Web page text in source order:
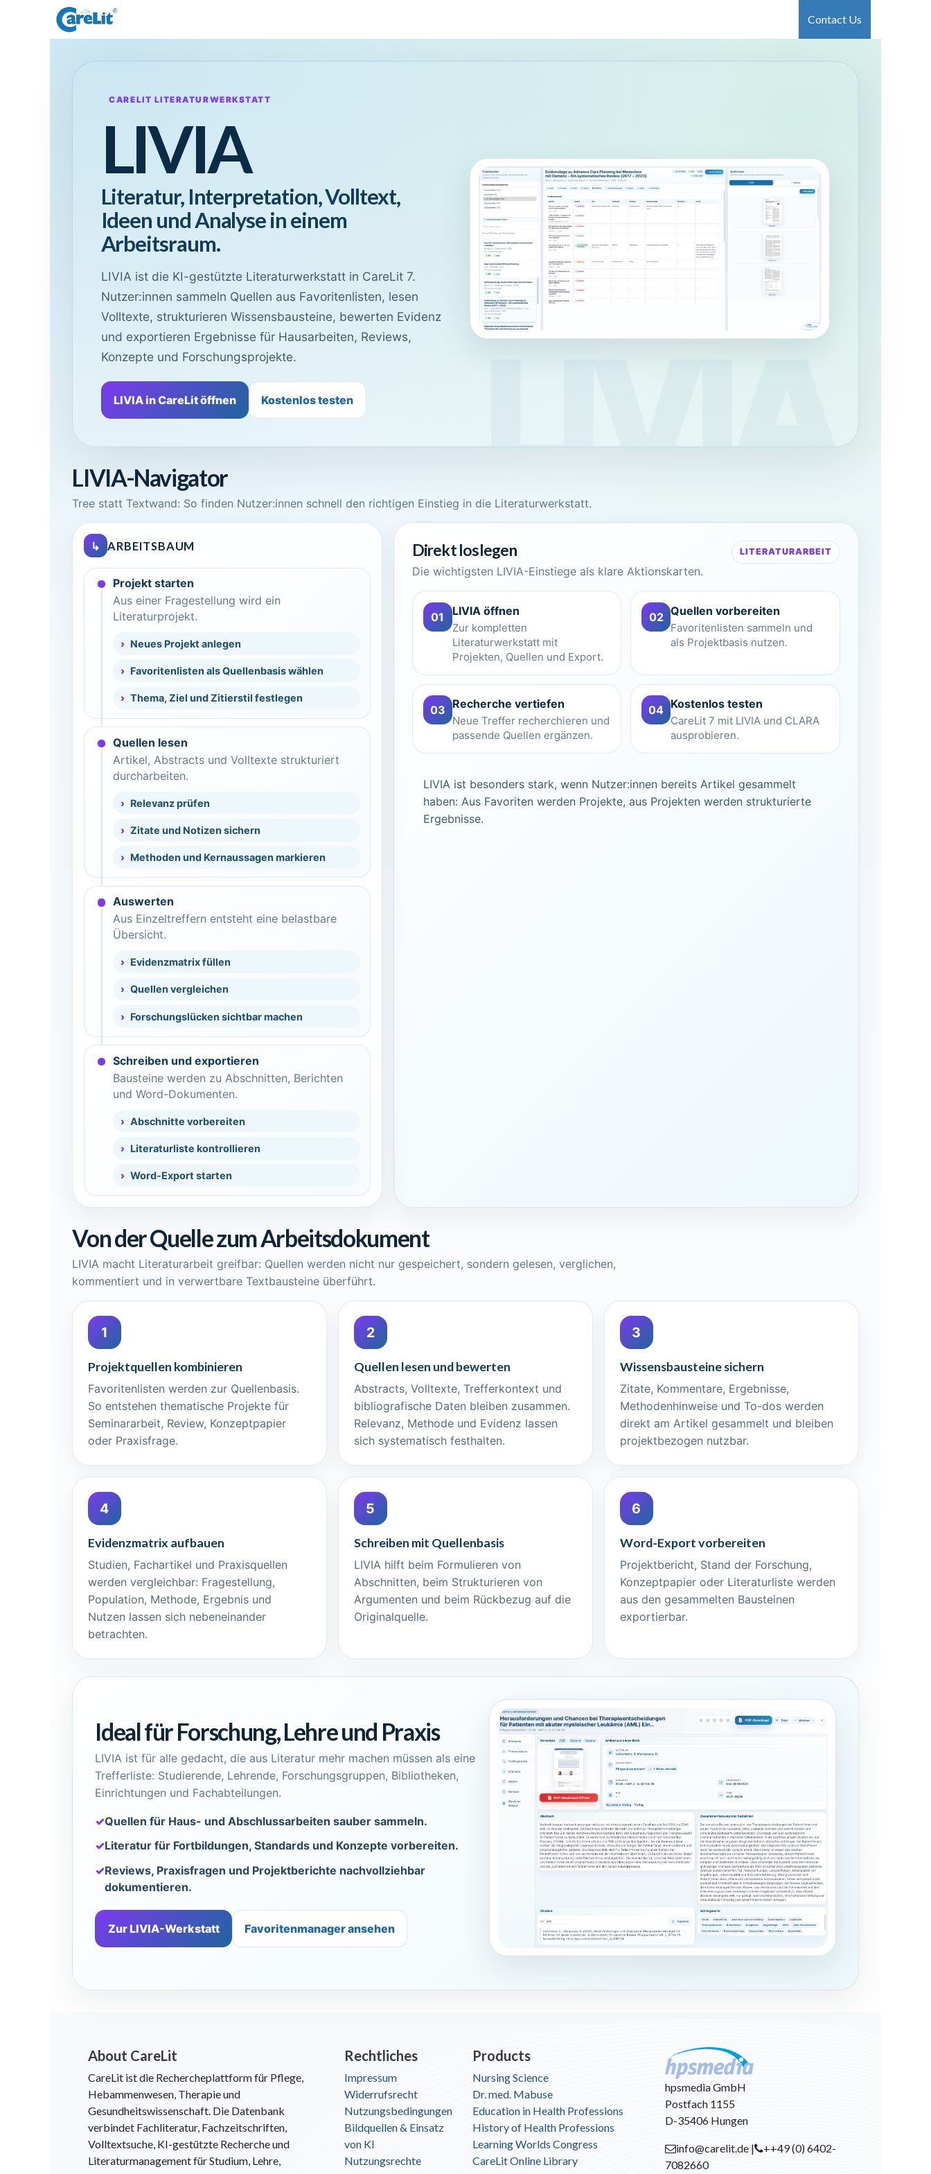
Skip to Content
Contact Us
CARELIT LITERATURWERKSTATT
LIVIA
Literatur, Interpretation, Volltext,
Ideen und Analyse in einem
Arbeitsraum.
LIVIA ist die KI-gestützte Literaturwerkstatt in CareLit 7.
Nutzer:innen sammeln Quellen aus Favoritenlisten, lesen
Volltexte, strukturieren Wissensbausteine, bewerten Evidenz
und exportieren Ergebnisse für Hausarbeiten, Reviews,
Konzepte und Forschungsprojekte.
LIVIA in CareLit öffnen Kostenlos testen
LIVIA-Navigator
Tree statt Textwand: So finden Nutzer:innen schnell den richtigen Einstieg in die Literaturwerkstatt.
↳ ARBEITSBAUM
Projekt starten
Aus einer Fragestellung wird ein
Literaturprojekt.
Neues Projekt anlegen
Favoritenlisten als Quellenbasis wählen
Thema, Ziel und Zitierstil festlegen
Quellen lesen
Artikel, Abstracts und Volltexte strukturiert
durcharbeiten.
Relevanz prüfen
Zitate und Notizen sichern
Methoden und Kernaussagen markieren
Auswerten
Aus Einzeltreffern entsteht eine belastbare
Übersicht.
Evidenzmatrix füllen
Quellen vergleichen
Forschungslücken sichtbar machen
Schreiben und exportieren
Bausteine werden zu Abschnitten, Berichten
und Word-Dokumenten.
Abschnitte vorbereiten
Literaturliste kontrollieren
Word-Export starten
Direkt loslegen
Die wichtigsten LIVIA-Einstiege als klare Aktionskarten.
LITERATURARBEIT
01 LIVIA öffnen
Zur kompletten
Literaturwerkstatt mit
Projekten, Quellen und Export.
02 Quellen vorbereiten
Favoritenlisten sammeln und
als Projektbasis nutzen.
03 Recherche vertiefen
Neue Treffer recherchieren und
passende Quellen ergänzen.
04 Kostenlos testen
CareLit 7 mit LIVIA und CLARA
ausprobieren.
LIVIA ist besonders stark, wenn Nutzer:innen bereits Artikel gesammelt
haben: Aus Favoriten werden Projekte, aus Projekten werden strukturierte
Ergebnisse.
Von der Quelle zum Arbeitsdokument
LIVIA macht Literaturarbeit greifbar: Quellen werden nicht nur gespeichert, sondern gelesen, verglichen,
kommentiert und in verwertbare Textbausteine überführt.
1
Projektquellen kombinieren
Favoritenlisten werden zur Quellenbasis.
So entstehen thematische Projekte für
Seminararbeit, Review, Konzeptpapier
oder Praxisfrage.
2
Quellen lesen und bewerten
Abstracts, Volltexte, Trefferkontext und
bibliografische Daten bleiben zusammen.
Relevanz, Methode und Evidenz lassen
sich systematisch festhalten.
3
Wissensbausteine sichern
Zitate, Kommentare, Ergebnisse,
Methodenhinweise und To-dos werden
direkt am Artikel gesammelt und bleiben
projektbezogen nutzbar.
4
Evidenzmatrix aufbauen
Studien, Fachartikel und Praxisquellen
werden vergleichbar: Fragestellung,
Population, Methode, Ergebnis und
Nutzen lassen sich nebeneinander
betrachten.
5
Schreiben mit Quellenbasis
LIVIA hilft beim Formulieren von
Abschnitten, beim Strukturieren von
Argumenten und beim Rückbezug auf die
Originalquelle.
6
Word-Export vorbereiten
Projektbericht, Stand der Forschung,
Konzeptpapier oder Literaturliste werden
aus den gesammelten Bausteinen
exportierbar.
Ideal für Forschung, Lehre und Praxis
LIVIA ist für alle gedacht, die aus Literatur mehr machen müssen als eine
Trefferliste: Studierende, Lehrende, Forschungsgruppen, Bibliotheken,
Einrichtungen und Fachabteilungen.
✓Quellen für Haus- und Abschlussarbeiten sauber sammeln.
✓Literatur für Fortbildungen, Standards und Konzepte vorbereiten.
✓Reviews, Praxisfragen und Projektberichte nachvollziehbar
dokumentieren.
Zur LIVIA-Werkstatt Favoritenmanager ansehen
About CareLit
CareLit ist die Rechercheplattform für Pflege,
Hebammenwesen, Therapie und
Gesundheitswissenschaft. Die Datenbank
verbindet Fachliteratur, Fachzeitschriften,
Volltextsuche, KI-gestützte Recherche und
Literaturmanagement für Studium, Lehre,
Rechtliches
Impressum
Widerrufsrecht
Nutzungsbedingungen
Bildquellen & Einsatz
von KI
Nutzungsrechte
Products
Nursing Science
Dr. med. Mabuse
Education in Health Professions
History of Health Professions
Learning Worlds Congress
CareLit Online Library
hpsmedia GmbH
Postfach 1155
D-35406 Hungen
info@carelit.de |
++49 (0) 6402-
7082660